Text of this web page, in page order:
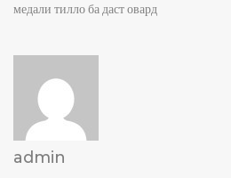
медали тилло ба даст овард
admin